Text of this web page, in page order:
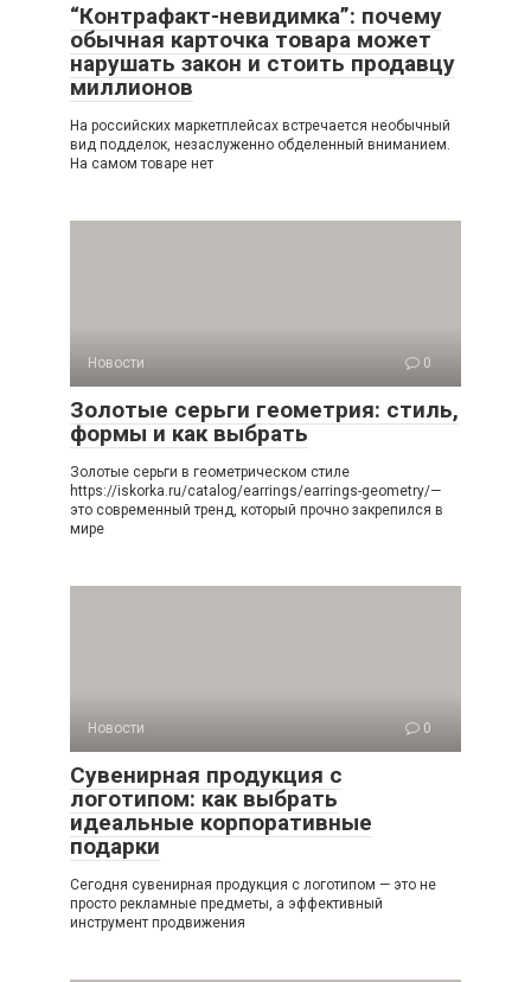
“Контрафакт-невидимка”: почему
обычная карточка товара может
нарушать закон и стоить продавцу
миллионов
На российских маркетплейсах встречается необычный
вид подделок, незаслуженно обделенный вниманием.
На самом товаре нет
Новости 0
Золотые серьги геометрия: стиль,
формы и как выбрать
Золотые серьги в геометрическом стиле
https://iskorka.ru/catalog/earrings/earrings-geometry/—
это современный тренд, который прочно закрепился в
мире
Новости 0
Сувенирная продукция с
логотипом: как выбрать
идеальные корпоративные
подарки
Сегодня сувенирная продукция с логотипом — это не
просто рекламные предметы, а эффективный
инструмент продвижения